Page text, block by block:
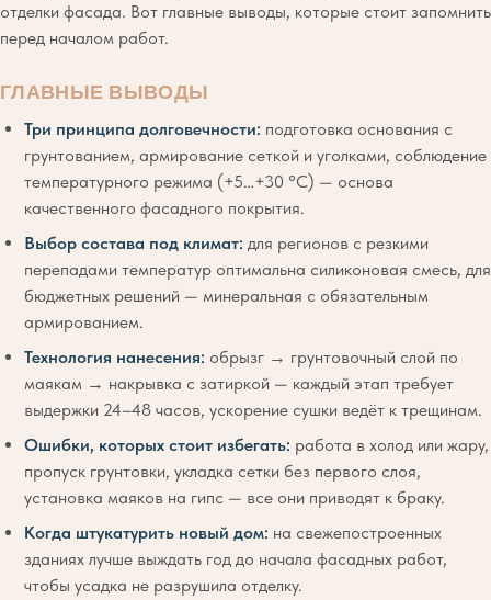
отделки фасада. Вот главные выводы, которые стоит запомнить
перед началом работ.
ГЛАВНЫЕ ВЫВОДЫ
Три принципа долговечности: подготовка основания с
грунтованием, армирование сеткой и уголками, соблюдение
температурного режима (+5…+30 °C) — основа
качественного фасадного покрытия.
Выбор состава под климат: для регионов с резкими
перепадами температур оптимальна силиконовая смесь, для
бюджетных решений — минеральная с обязательным
армированием.
Технология нанесения: обрызг → грунтовочный слой по
маякам → накрывка с затиркой — каждый этап требует
выдержки 24–48 часов, ускорение сушки ведёт к трещинам.
Ошибки, которых стоит избегать: работа в холод или жару,
пропуск грунтовки, укладка сетки без первого слоя,
установка маяков на гипс — все они приводят к браку.
Когда штукатурить новый дом: на свежепостроенных
зданиях лучше выждать год до начала фасадных работ,
чтобы усадка не разрушила отделку.